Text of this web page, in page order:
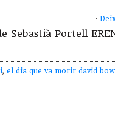
·
Sebastià Portell
, el dia que va morir david